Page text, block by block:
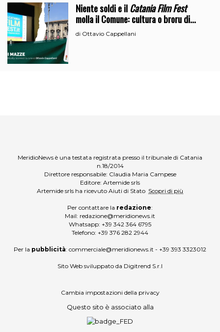
Niente soldi e ilCatania Film Fest
molla il Comune: cultura o broru di
ciciri?
di Ottavio Cappellani
MeridioNews è una testata registrata presso il tribunale di Catania
n.18/2014
Direttore responsabile: Claudia Maria Campese
Editore: Artemide srls
Artemide srls ha ricevuto Aiuti di Stato Scopri di più
Per contattare la redazione:
Mail: redazione@meridionews.it
Whatsapp: +39 342 364 6795
Telefono: +39 376 282 2944
Per la pubblicità: commerciale@meridionews.it - +39 393 3323012
Sito Web sviluppato da Digitrend S.r.l
Cambia impostazioni della privacy
Questo sito è associato alla